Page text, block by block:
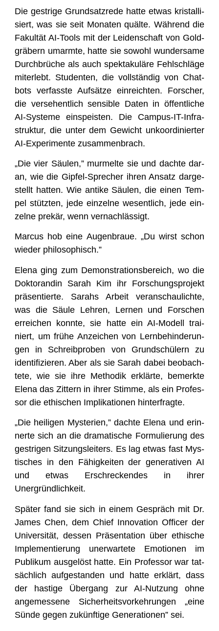
Die gest­ri­ge Grund­satz­re­de hat­te etwas kris­tal­li­
siert, was sie seit Mona­ten quäl­te. Wäh­rend die
Fakul­tät AI-Tools mit der Lei­den­schaft von Gold­
grä­bern umarm­te, hat­te sie sowohl wun­der­sa­me
Durch­brü­che als auch spek­ta­ku­lä­re Fehl­schlä­ge
mit­er­lebt. Stu­den­ten, die voll­stän­dig von Chat­
bots ver­fass­te Auf­sät­ze ein­reich­ten. For­scher,
die ver­se­hent­lich sen­si­ble Daten in öffent­li­che
AI-Sys­te­me ein­speis­ten. Die Cam­pus-IT-Infra­
struk­tur, die unter dem Gewicht unko­or­di­nier­ter
AI-Expe­ri­men­te zusammenbrach.
„Die vier Säu­len,” mur­mel­te sie und dach­te dar­
an, wie die Gip­fel-Spre­cher ihren Ansatz dar­ge­
stellt hat­ten. Wie anti­ke Säu­len, die einen Tem­
pel stütz­ten, jede ein­zel­ne wesent­lich, jede ein­
zel­ne pre­kär, wenn vernachlässigt.
Mar­cus hob eine Augen­braue. „Du wirst schon
wie­der philosophisch.”
Ele­na ging zum Demons­tra­ti­ons­be­reich, wo die
Dok­to­ran­din Sarah Kim ihr For­schungs­pro­jekt
prä­sen­tier­te. Sarahs Arbeit ver­an­schau­lich­te,
was die Säu­le Leh­ren, Ler­nen und For­schen
errei­chen konn­te, sie hat­te ein AI-Modell trai­
niert, um frü­he Anzei­chen von Lern­be­hin­de­run­
gen in Schreib­pro­ben von Grund­schü­lern zu
iden­ti­fi­zie­ren. Aber als sie Sarah dabei beob­ach­
te­te, wie sie ihre Metho­dik erklär­te, bemerk­te
Ele­na das Zit­tern in ihrer Stim­me, als ein Pro­fes­
sor die ethi­schen Impli­ka­tio­nen hinterfragte.
„Die hei­li­gen Mys­te­ri­en,” dach­te Ele­na und erin­
ner­te sich an die dra­ma­ti­sche For­mu­lie­rung des
gest­ri­gen Sit­zungs­lei­ters. Es lag etwas fast Mys­
ti­sches in den Fähig­kei­ten der gene­ra­ti­ven AI
und etwas Erschre­cken­des in ihrer
Unergründlichkeit.
Spä­ter fand sie sich in einem Gespräch mit Dr.
James Chen, dem Chief Inno­va­ti­on Offi­cer der
Uni­ver­si­tät, des­sen Prä­sen­ta­ti­on über ethi­sche
Imple­men­tie­rung uner­war­te­te Emo­tio­nen im
Publi­kum aus­ge­löst hat­te. Ein Pro­fes­sor war tat­
säch­lich auf­ge­stan­den und hat­te erklärt, dass
der has­ti­ge Über­gang zur AI-Nut­zung ohne
ange­mes­se­ne Sicher­heits­vor­keh­run­gen „eine
Sün­de gegen zukünf­ti­ge Gene­ra­tio­nen” sei.